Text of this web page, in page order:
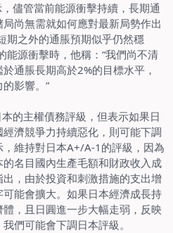
儘管當前能源衝擊持續，長期通
尚無需就如何應對最新局勢作出
期之外的通脹預期似乎仍然穩
能源衝擊時，他稱： “我們尚不清
通脹長期高於2%的目標水平，
影響。 ”
的主權債務評級，但表示如果日
濟競爭力持續惡化，則可能下調
維持對日本A+/A-1 的評級，因為
名目國內生產毛額和財政收入成
，由於投資和刺激措施的支出增
能會擴大。如果日本經濟成長持
，且日圓進一步大幅走弱，反映
們可能會下調日本評級。